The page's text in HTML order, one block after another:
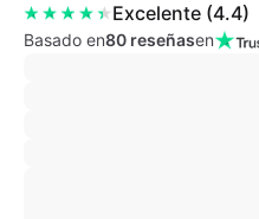
Excelente (4.4)
Basado en80 reseñasen